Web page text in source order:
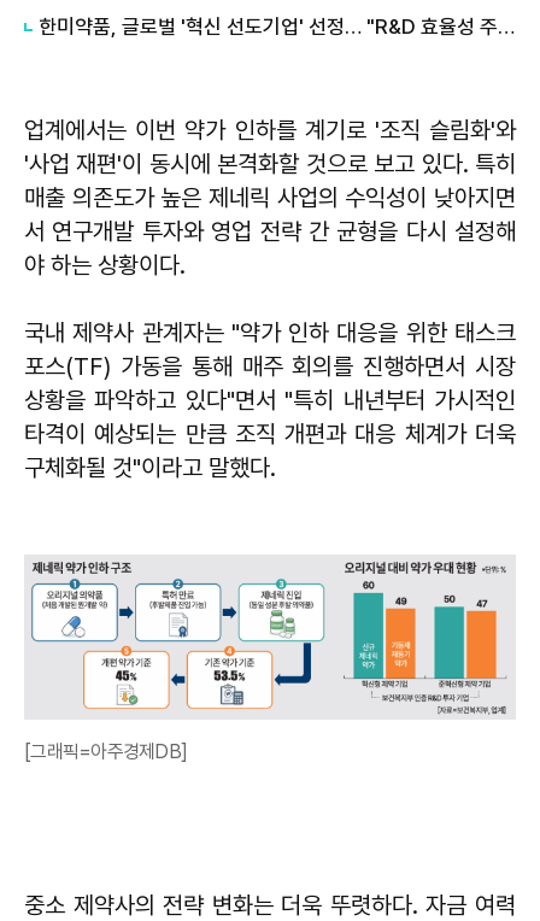
한미약품, 글로벌 '혁신 선도기업' 선정… "R&D 효율성 주목"
업계에서는 이번 약가 인하를 계기로 '조직 슬림화'와
'사업 재편'이 동시에 본격화할 것으로 보고 있다. 특히
매출 의존도가 높은 제네릭 사업의 수익성이 낮아지면
서 연구개발 투자와 영업 전략 간 균형을 다시 설정해
야 하는 상황이다.
국내 제약사 관계자는 "약가 인하 대응을 위한 태스크
포스(TF) 가동을 통해 매주 회의를 진행하면서 시장
상황을 파악하고 있다"면서 "특히 내년부터 가시적인
타격이 예상되는 만큼 조직 개편과 대응 체계가 더욱
구체화될 것"이라고 말했다.
[그래픽=아주경제DB]
중소 제약사의 전략 변화는 더욱 뚜렷하다. 자금 여력